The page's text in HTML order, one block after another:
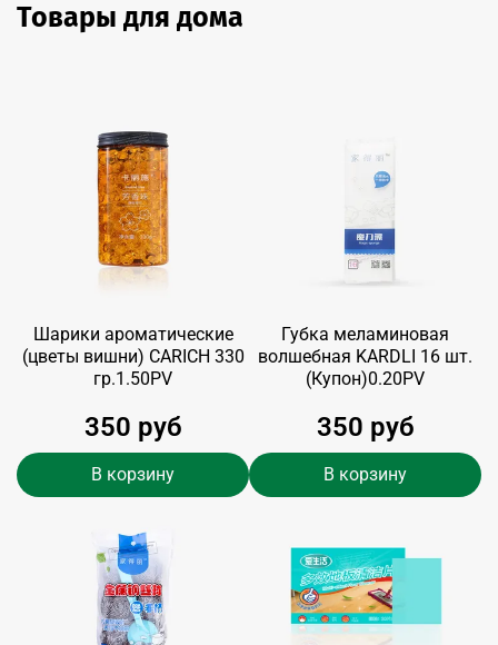
Товары для дома
Шарики ароматические
(цветы вишни) CARICH 330
гр.1.50PV
350 руб
В корзину
Губка меламиновая
волшебная KARDLI 16 шт.
(Купон)0.20PV
350 руб
В корзину